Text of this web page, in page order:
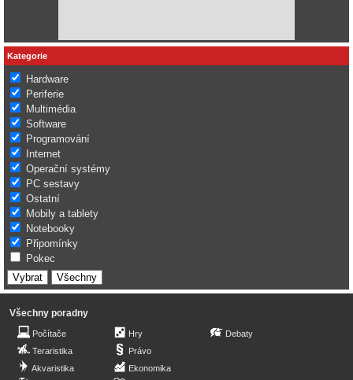
Kategorie
Hardware
Periferie
Multimédia
Software
Programování
Internet
Operační systémy
PC sestavy
Ostatní
Mobily a tablety
Notebooky
Připomínky
Pokec
Všechny poradny
Počítače
Teraristika
Akvaristika
Hry
Právo
Ekonomika
Debaty